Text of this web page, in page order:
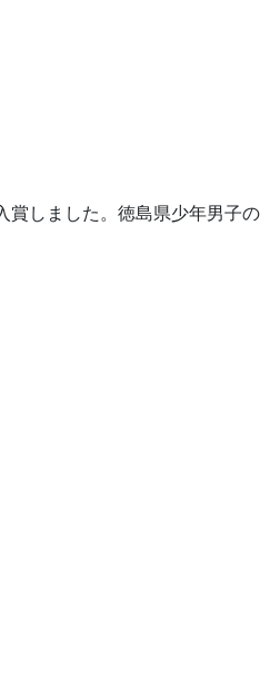
しました。徳島県少年男子